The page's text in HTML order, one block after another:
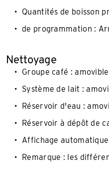
Quantités de boisson
de programmation :
Nettoyage
Groupe café :
Système de lait :
Réservoir d'eau :
Réservoir à dépôt de
Affichage
Remarque : les